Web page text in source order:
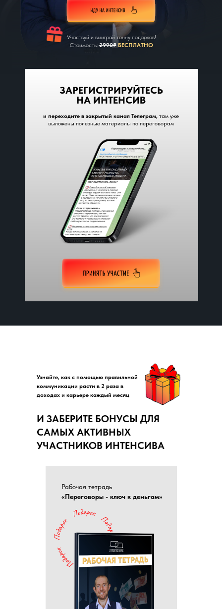
и переходите в закрытый канал Телеграм, там уже
выложены полезные материалы по переговорам
ЗАРЕГИСТРИРУЙТЕСЬ
НА ИНТЕНСИВ
Участвуй и выиграй тонну подарков!
Стоимость:2990₽ БЕСПЛАТНО
И ЗАБЕРИТЕ БОНУСЫ ДЛЯ
САМЫХ АКТИВНЫХ
УЧАСТНИКОВ ИНТЕНСИВА
Рабочая тетрадь
«Переговоры - ключ к деньгам»
Узнайте, как с помощью правильной
коммуникации расти в 2 раза в
доходах и карьере каждый месяц